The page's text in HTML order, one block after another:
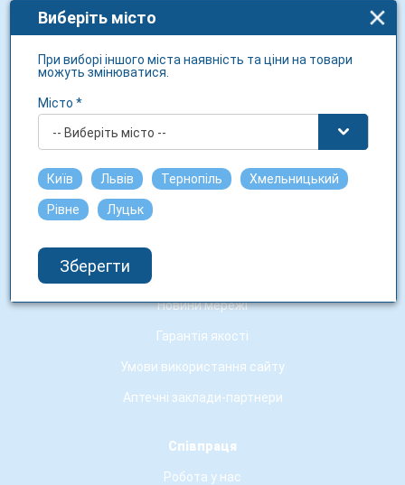
Політика конфіденційності
Соціальні проєкти
Новини мережі
Гарантія якості
Умови використання сайту
Аптечні заклади-партнери
Співпраця
Робота у нас
Виберіть місто
При виборі іншого міста наявність та ціни на товари
можуть змінюватися.
Місто *
-- Виберіть місто --
Київ Львів Тернопіль Хмельницький
Рівне Луцьк
Зберегти